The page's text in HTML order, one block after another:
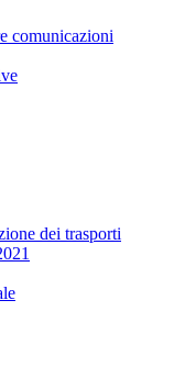
comunicazioni
dei trasporti